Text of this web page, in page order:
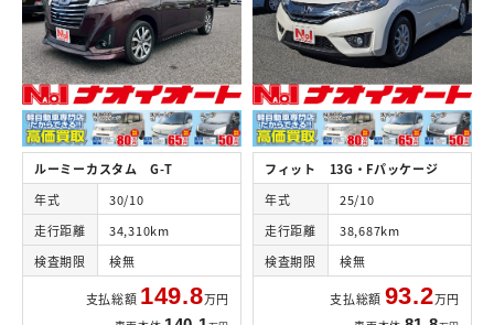
ルーミーカスタム G-T
年式
30/10
走行距離
34,310km
検査期限
検無
支払総額 149.8万円
フィット 13G・Fパッケージ
年式
25/10
走行距離
38,687km
検査期限
検無
支払総額 93.2万円